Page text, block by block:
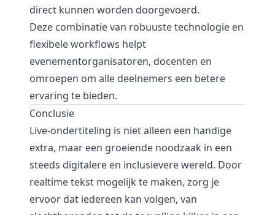
direct kunnen worden doorgevoerd.
Deze combinatie van robuuste technologie en
flexibele workflows helpt
evenementorganisatoren, docenten en
omroepen om alle deelnemers een betere
ervaring te bieden.
Conclusie
Live-ondertiteling is niet alleen een handige
extra, maar een groeiende noodzaak in een
steeds digitalere en inclusievere wereld. Door
realtime tekst mogelijk te maken, zorg je
ervoor dat iedereen kan volgen, van